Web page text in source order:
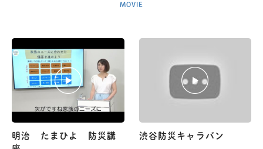
MOVIE
明治 たまひよ 防災講
渋谷防災キャラバン